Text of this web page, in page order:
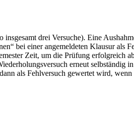
drei Versuche). Eine
bei einer angemeldeten Klausur als
Zeit, um die Prüfung erfolgreich
erneut
als Fehlversuch gewertet wird,